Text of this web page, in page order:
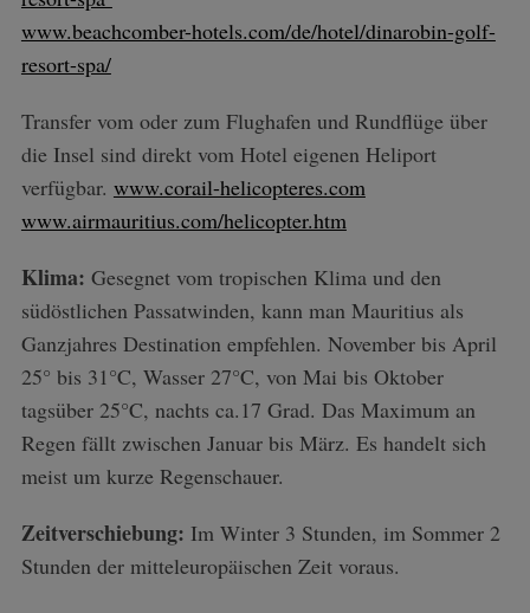
www.beachcomber-hotels.com/de/hotel/dinarobin-golf-
resort-spa/
Transfer vom oder zum Flughafen und Rundflüge über
die Insel sind direkt vom Hotel eigenen Heliport
verfügbar. www.corail-helicopteres.com
www.airmauritius.com/helicopter.htm
Klima: Gesegnet vom tropischen Klima und den
südöstlichen Passatwinden, kann man Mauritius als
Ganzjahres Destination empfehlen. November bis April
25° bis 31°C, Wasser 27°C, von Mai bis Oktober
tagsüber 25°C, nachts ca.17 Grad. Das Maximum an
Regen fällt zwischen Januar bis März. Es handelt sich
meist um kurze Regenschauer.
Zeitverschiebung: Im Winter 3 Stunden, im Sommer 2
Stunden der mitteleuropäischen Zeit voraus.